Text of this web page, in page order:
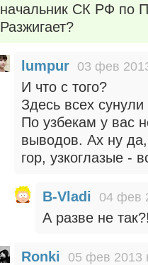
начальник СК РФ по
Разжигает?
lumpur 03 фев
И что с того?
Здесь всех
По узбекам у вас
выводов. Ах ну
гор, узкоглазые -
B-Vladi 04 фев
А разве не
Ronki 05 фев 2013